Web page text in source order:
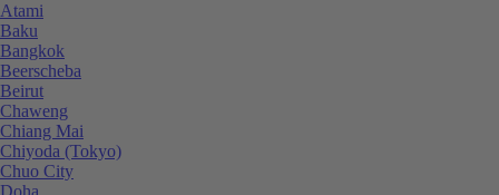
Atami
Baku
Bangkok
Beerscheba
Beirut
Chaweng
Chiang Mai
Chiyoda (Tokyo)
Chuo City
Doha